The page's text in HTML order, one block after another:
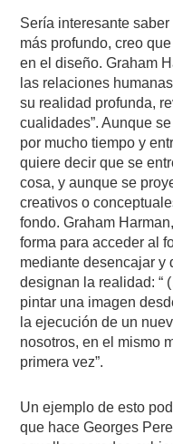
Sería interesante
más profundo, creo
en el diseño. Graham
las relaciones
su realidad profunda,
cualidades”. Aunque
por mucho tiempo y
quiere decir que se
cosa, y aunque se
creativos o
fondo. Graham
forma para acceder al
mediante desencajar y
designan la realidad: “
pintar una imagen
la ejecución de un
nosotros, en el mismo
primera vez”.
Un ejemplo de esto
que hace Georges